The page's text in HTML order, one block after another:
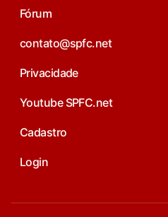
Fórum
contato@spfc.net
Privacidade
Youtube SPFC.net
Cadastro
Login